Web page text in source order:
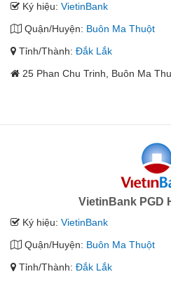
Ký hiệu: VietinBank
Quận/Huyện: Buôn Ma Thuột
Tỉnh/Thành: Đắk Lắk
25 Phan Chu Trinh, Buôn Ma
VietinBank PGD
Ký hiệu: VietinBank
Quận/Huyện: Buôn Ma Thuột
Tỉnh/Thành: Đắk Lắk